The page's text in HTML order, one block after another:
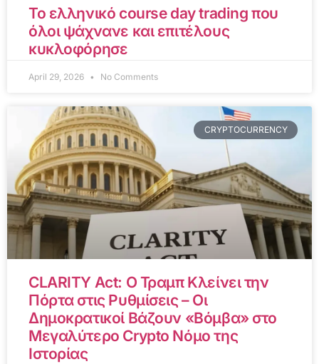
Το ελληνικό course day trading που
όλοι ψάχνανε και επιτέλους
κυκλοφόρησε
April 29, 2026 No Comments
CRYPTOCURRENCY
CLARITY Act: Ο Τραμπ Κλείνει την
Πόρτα στις Ρυθμίσεις – Οι
Δημοκρατικοί Βάζουν «Βόμβα» στο
Μεγαλύτερο Crypto Νόμο της
Ιστορίας